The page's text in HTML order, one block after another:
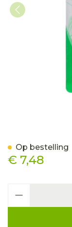
€ 7,48
Op bestelling